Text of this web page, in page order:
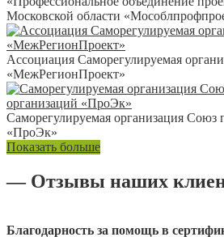
Московской области
Ассоциация Саморегулируемая
«МежРегионПроект»
Саморегулируемая организация Союз
«ПроЭк»
Показать больше
— Отзывы наших
Благодарность за помощь в